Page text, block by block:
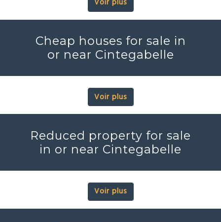
Voir plus
Cheap houses for sale in
or near Cintegabelle
Voir plus
Reduced property for sale
in or near Cintegabelle
Voir plus